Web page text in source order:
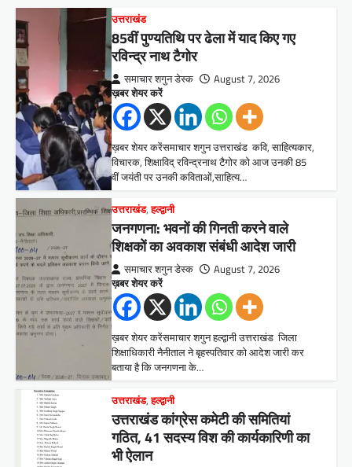
उत्तराखंड
85वीं पुण्यतिथि पर ढेला में याद किए गए
रविन्द्र नाथ टैगोर
समाचार शगुन डेस्क August 7, 2026
ख़बर शेयर करें
ख़बर शेयर करेंसमाचार शगुन उत्तराखंड कवि, साहित्यकार,
विचारक, शिक्षाविद् रविन्द्रनाथ टैगोर को आज उनकी 85
वीं जयंती पर उनकी कविताओं,साहित्य…
उत्तराखंड,हल्द्वानी
जनगणना: भवनों की गिनती करने वाले
शिक्षकों का अवकाश संबंधी आदेश जारी
समाचार शगुन डेस्क August 7, 2026
ख़बर शेयर करें
ख़बर शेयर करेंसमाचार शगुन हल्द्वानी उत्तराखंड जिला
शिक्षाधिकारी नैनीताल ने बृहस्पतिवार को आदेश जारी कर
बताया है कि जनगणना के…
उत्तराखंड,हल्द्वानी
उत्तराखंड कांग्रेस कमेटी की समितियां
गठित, 41 सदस्य विश की कार्यकारिणी का
भी ऐलान